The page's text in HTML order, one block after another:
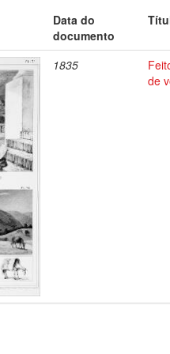
Data do
documento
1835
de